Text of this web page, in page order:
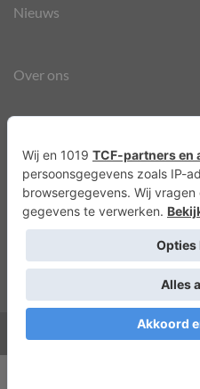
Nieuws
Over ons
Privacyverklaring
Cookies
Copyright